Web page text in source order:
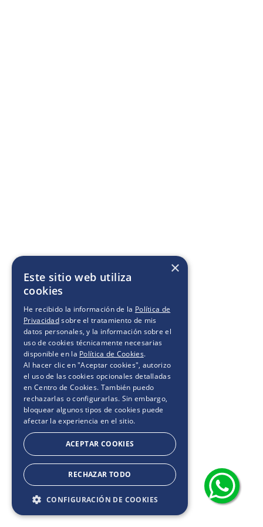
×
Este sitio web utiliza
cookies
He recibido la información de la Política de
Privacidadsobre el tratamiento de mis
datos personales, y la información sobre el
uso de cookies técnicamente necesarias
disponible en la Política de Cookies.
Al hacer clic en "Aceptar cookies", autorizo
el uso de las cookies opcionales detalladas
en Centro de Cookies. También puedo
rechazarlas o configurarlas. Sin embargo,
bloquear algunos tipos de cookies puede
afectar la experiencia en el sitio.
ACEPTAR COOKIES
RECHAZAR TODO
CONFIGURACIÓN DE COOKIES